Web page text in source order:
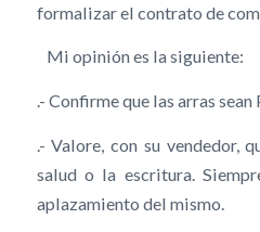
formalizar el contrato de
Mi opinión es la siguiente:
.- Confirme que las arras sean
.- Valore, con su vendedor,
salud o la escritura.
aplazamiento del mismo.